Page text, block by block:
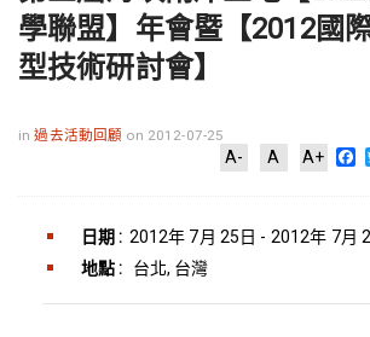
學聯盟】年會暨【2012國
型技術研討會】
in過去活動回顧 on 2012-07-25
A- A A+
日期 : 2012年 7月 25日 - 2012年 7月
地點 :
台北, 台灣